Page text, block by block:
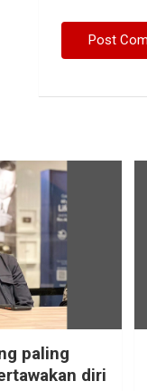
paling
diri